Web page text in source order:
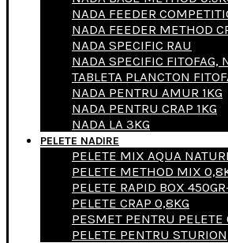
NADA FEEDER
NADA FEEDER METHOD
NADA SPECIFIC RAU
NADA SPECIFIC FITOFAG,
TABLETA PLANCTON
NADA PENTRU AMUR 1KG
NADA PENTRU CRAP 1KG
NADA LA 3KG
PELETE NADIRE
PELETE MIX AQUA
PELETE METHOD MIX
PELETE RAPID BOX
PELETE CRAP 0,8KG
PESMET PENTRU PELETE
PELETE PENTRU STURION